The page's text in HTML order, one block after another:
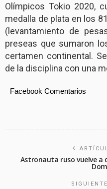
Olímpicos Tokio 2020,
medalla de plata en los
(levantamiento de
preseas que sumaron
certamen continental.
de la disciplina con una
Facebook Comentarios
Astronauta ruso vuelve a